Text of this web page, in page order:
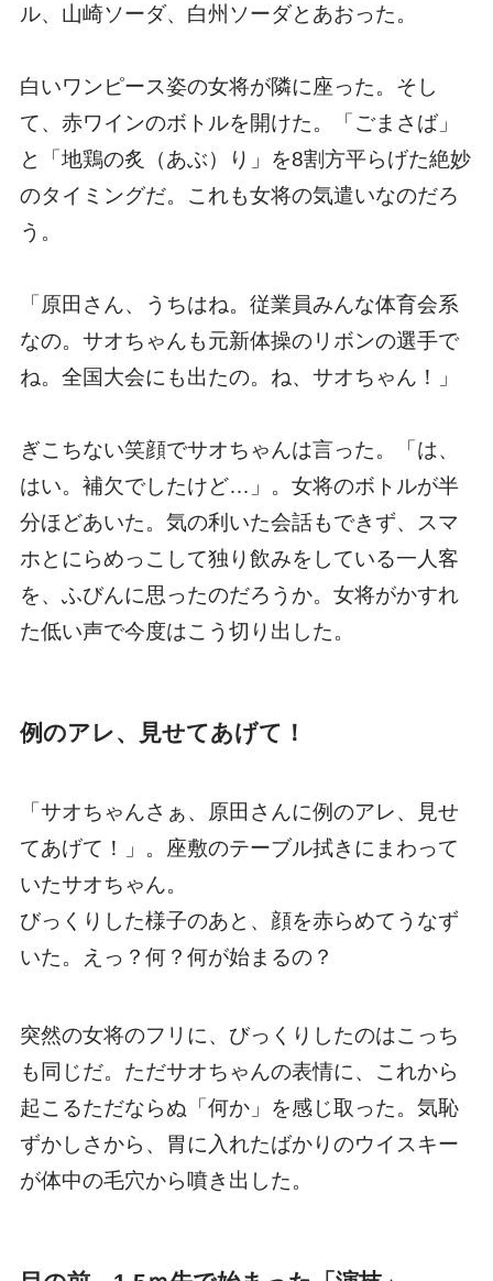
ル、山崎ソーダ、白州ソーダとあおった。
白いワンピース姿の女将が隣に座った。そし
て、赤ワインのボトルを開けた。「ごまさば」
と「地鶏の炙（あぶ）り」を8割方平らげた絶妙
のタイミングだ。これも女将の気遣いなのだろ
う。
「原田さん、うちはね。従業員みんな体育会系
なの。サオちゃんも元新体操のリボンの選手で
ね。全国大会にも出たの。ね、サオちゃん！」
ぎこちない笑顔でサオちゃんは言った。「は、
はい。補欠でしたけど…」。女将のボトルが半
分ほどあいた。気の利いた会話もできず、スマ
ホとにらめっこして独り飲みをしている一人客
を、ふびんに思ったのだろうか。女将がかすれ
た低い声で今度はこう切り出した。
例のアレ、見せてあげて！
「サオちゃんさぁ、原田さんに例のアレ、見せ
てあげて！」。座敷のテーブル拭きにまわって
いたサオちゃん。
びっくりした様子のあと、顔を赤らめてうなず
いた。えっ？何？何が始まるの？
突然の女将のフリに、びっくりしたのはこっち
も同じだ。ただサオちゃんの表情に、これから
起こるただならぬ「何か」を感じ取った。気恥
ずかしさから、胃に入れたばかりのウイスキー
が体中の毛穴から噴き出した。